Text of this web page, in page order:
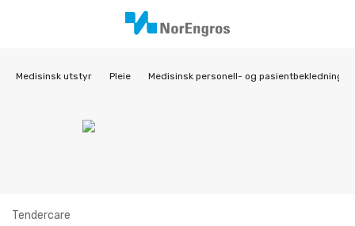
Medisinsk utstyr Pleie Medisinsk personell- og pasientbekledning
Tendercare